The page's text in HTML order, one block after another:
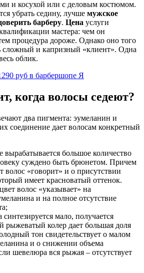
и косухой или с деловым костюмом.
убрать седину, лучше мужское
барберу. Цена услуги
мастера: чем он
процедура дороже. Однако оно того
сложный и капризный «клиент». Одна
облик.
когда волосы седеют?
два пигмента: эумеланин и
соединение дает волосам конкретный
вырабатывается большое количество
суждено быть брюнетом. Причем
волос «говорит» и о присутствии
имеет красноватый оттенок.
волос «указывает» на
и на полное отсутствие
мало, получается
рыжеватый колер дает большая доля
тон свидетельствует о малом
и о снижении объема
шевелюра вся рыжая – отсутствует